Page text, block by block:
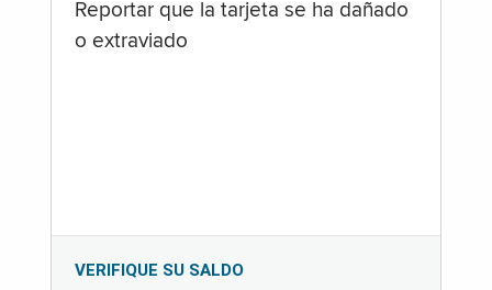
Reportar que la tarjeta se ha dañado
o extraviado
VERIFIQUE SU SALDO